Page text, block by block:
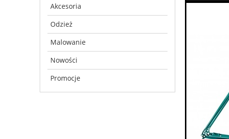
Akcesoria
Odzież
Malowanie
Nowości
Promocje